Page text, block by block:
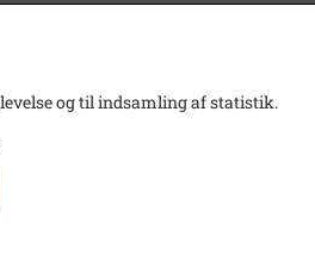
Ukendt
Sogn (1000-2050)
Tårnby Sogn
Tårnby Stads-
og til indsamling af statistik.